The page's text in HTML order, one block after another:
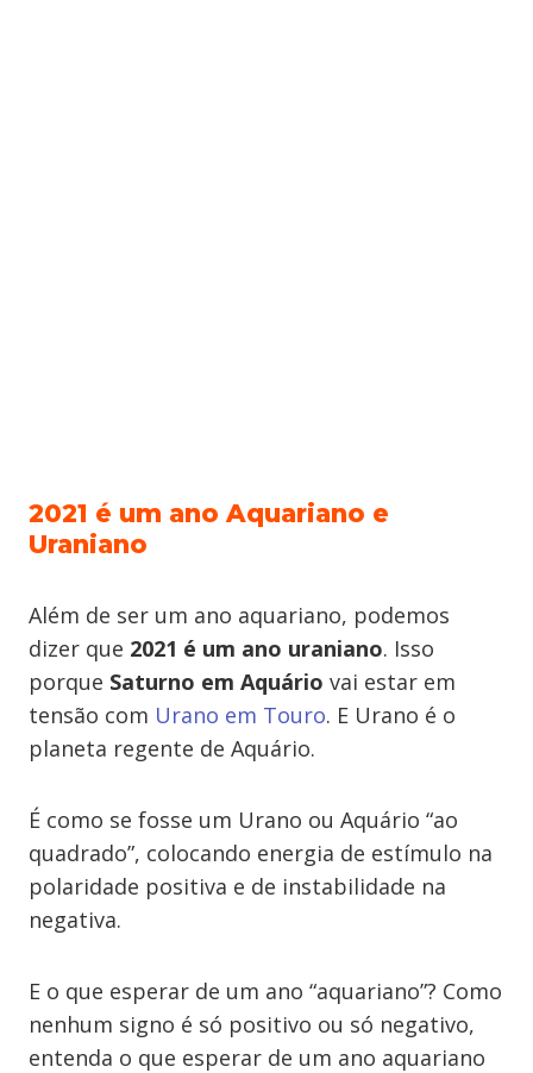
2021 é um ano Aquariano e
Uraniano
Além de ser um ano aquariano, podemos
dizer que 2021 é um ano uraniano. Isso
porque Saturno em Aquário vai estar em
tensão com Urano em Touro. E Urano é o
planeta regente de Aquário.
É como se fosse um Urano ou Aquário “ao
quadrado”, colocando energia de estímulo na
polaridade positiva e de instabilidade na
negativa.
E o que esperar de um ano “aquariano”? Como
nenhum signo é só positivo ou só negativo,
entenda o que esperar de um ano aquariano